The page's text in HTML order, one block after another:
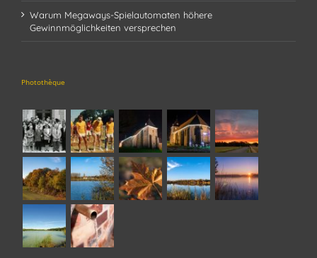
Warum Megaways-Spielautomaten höhere
Gewinnmöglichkeiten versprechen
Photothèque